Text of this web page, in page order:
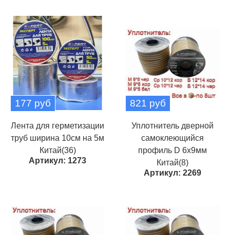
177 руб
Лента для герметизации
труб ширина 10см на 5м
Китай(36)
Артикул: 1273
821 руб
Уплотнитель дверной
самоклеющийся
профиль D 6х9мм
Китай(8)
Артикул: 2269